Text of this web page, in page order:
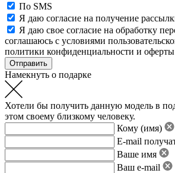
По SMS
Я даю согласие на получение
Я даю свое согласие на обработку
соглашаюсь с условиями
политики конфиденциальности и оферты
Намекнуть о подарке
Хотели бы получить данную модель в
этом своему близкому человеку.
Кому (имя)
E-mail
Ваше имя
Ваш e-mail